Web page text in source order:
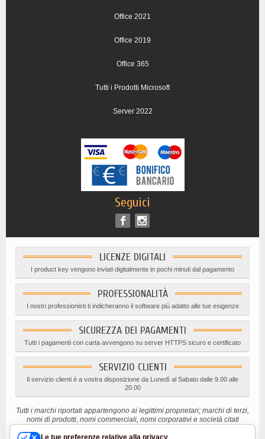
Office 2021
Office 2019
Office 365
Tutti i Prodotti Microsoft
Server 2022
Seguici
LICENZE DIGITALI
I product key vengono inviati digitalmente in pochi minuti dal pagamento
PROFESSIONALITÀ
I nostri professionisti ti indicheranno il software più adatto alle tue esigenze
SICUREZZA DEI PAGAMENTI
Tutti i pagamenti con carta avvengono su server HTTPS sicuro e certificato
SERVIZIO CLIENTI
Il servizio clienti è a vostra disposizione da Lunedì al Sabato dalle 9.00 alle
20.00
Tutti i marchi riportati appartengono ai legittimi proprietari; marchi di terzi,
nomi di prodotti, nomi commerciali, nomi corporativi e società citati
d’altre società e sono stati utilizzati a puro scopo esplicativo ed a
Le tue preferenze relative alla privacy